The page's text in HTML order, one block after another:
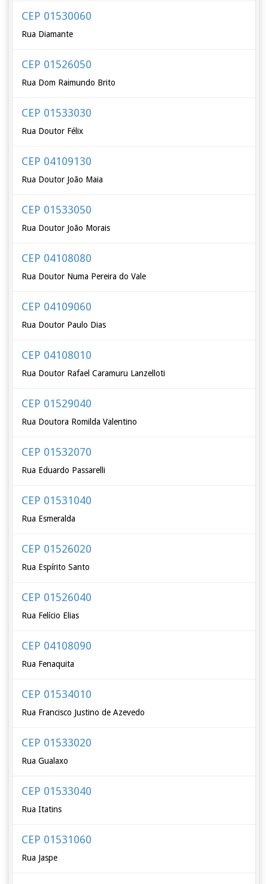
CEP 01530060
Rua Diamante
CEP 01526050
Rua Dom Raimundo Brito
CEP 01533030
Rua Doutor Félix
CEP 04109130
Rua Doutor João Maia
CEP 01533050
Rua Doutor João Morais
CEP 04108080
Rua Doutor Numa Pereira do Vale
CEP 04109060
Rua Doutor Paulo Dias
CEP 04108010
Rua Doutor Rafael Caramuru Lanzelloti
CEP 01529040
Rua Doutora Romilda Valentino
CEP 01532070
Rua Eduardo Passarelli
CEP 01531040
Rua Esmeralda
CEP 01526020
Rua Espírito Santo
CEP 01526040
Rua Felício Elias
CEP 04108090
Rua Fenaquita
CEP 01534010
Rua Francisco Justino de Azevedo
CEP 01533020
Rua Gualaxo
CEP 01533040
Rua Itatins
CEP 01531060
Rua Jaspe